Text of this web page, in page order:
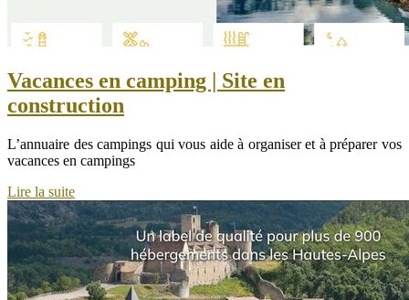
Vacances en camping | Site en
construction
L’annuaire des campings qui vous aide à organiser et à préparer vos
vacances en campings
Lire la suite